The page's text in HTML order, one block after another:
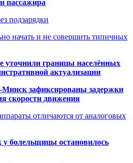
пассажира
подзарядки
начать и не совершить типичных
уточнили границы населённых
актуализации
зафиксированы задержки
скорости движения
отличаются от аналоговых
болельщицы остановилось